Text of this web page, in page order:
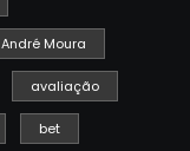
André Moura
avaliação
bet